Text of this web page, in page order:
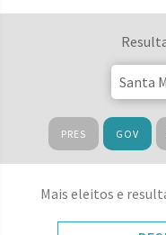
PRES GOV
Mais eleitos e